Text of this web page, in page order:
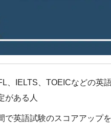
、IELTS、TOEICなどの英
がある人
で英語試験のスコアアップ